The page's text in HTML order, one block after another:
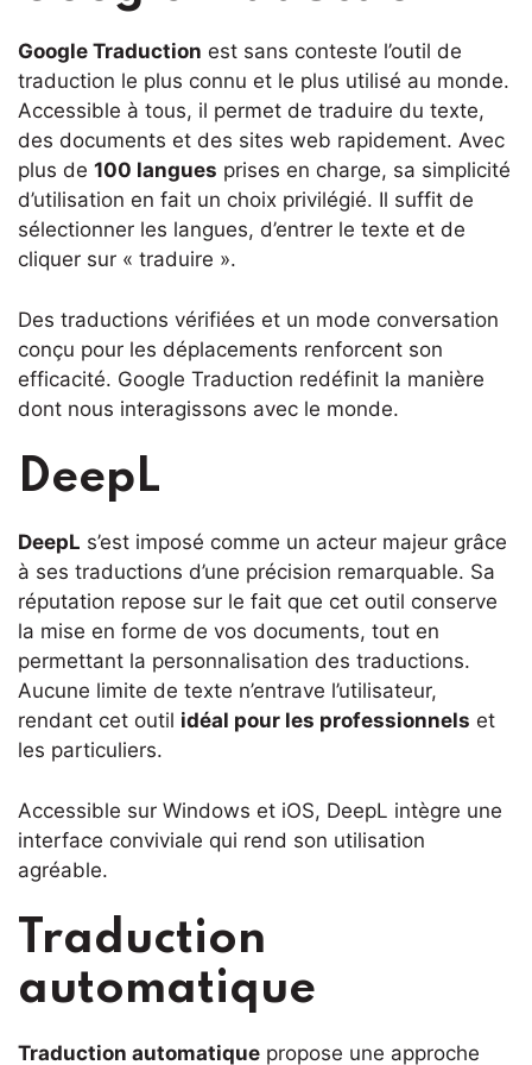
Google Traduction est sans conteste l’outil de
traduction le plus connu et le plus utilisé au monde.
Accessible à tous, il permet de traduire du texte,
des documents et des sites web rapidement. Avec
plus de 100 langues prises en charge, sa simplicité
d’utilisation en fait un choix privilégié. Il suffit de
sélectionner les langues, d’entrer le texte et de
cliquer sur « traduire ».
Des traductions vérifiées et un mode conversation
conçu pour les déplacements renforcent son
efficacité. Google Traduction redéfinit la manière
dont nous interagissons avec le monde.
DeepL
DeepL s’est imposé comme un acteur majeur grâce
à ses traductions d’une précision remarquable. Sa
réputation repose sur le fait que cet outil conserve
la mise en forme de vos documents, tout en
permettant la personnalisation des traductions.
Aucune limite de texte n’entrave l’utilisateur,
rendant cet outil idéal pour les professionnels et
les particuliers.
Accessible sur Windows et iOS, DeepL intègre une
interface conviviale qui rend son utilisation
agréable.
Traduction
automatique
Traduction automatique propose une approche